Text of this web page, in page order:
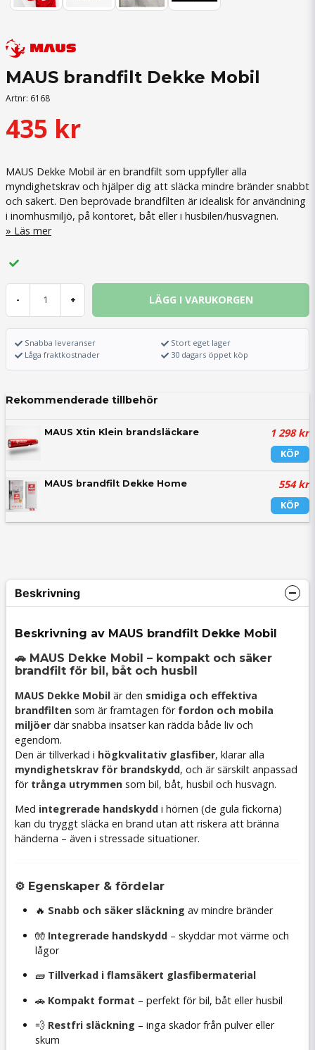
MAUS brandfilt Dekke Mobil
Artnr: 6168
435 kr
MAUS Dekke Mobil är en brandfilt som uppfyller alla
myndighetskrav och hjälper dig att släcka mindre bränder snabbt
och säkert. Den beprövade brandfilten är idealisk för användning
i inomhusmiljö, på kontoret, båt eller i husbilen/husvagnen.
Läs mer
- + LÄGG I VARUKORGEN
Snabba leveranser
Låga fraktkostnader
Stort eget lager
30 dagars öppet köp
Rekommenderade tillbehör
MAUS Xtin Klein brandsläckare 1 298 kr
KÖP
MAUS brandfilt Dekke Home 554 kr
KÖP
Beskrivning
Beskrivning av MAUS brandfilt Dekke Mobil
🚗 MAUS Dekke Mobil – kompakt och säker
brandfilt för bil, båt och husbil
MAUS Dekke Mobil är den smidiga och effektiva
brandfilten som är framtagen för fordon och mobila
miljöer där snabba insatser kan rädda både liv och
egendom.
Den är tillverkad i högkvalitativ glasfiber, klarar alla
myndighetskrav för brandskydd, och är särskilt anpassad
för trånga utrymmen som bil, båt, husbil och husvagn.
Med integrerade handskydd i hörnen (de gula fickorna)
kan du tryggt släcka en brand utan att riskera att bränna
händerna – även i stressade situationer.
⚙️ Egenskaper & fördelar
🔥 Snabb och säker släckning av mindre bränder
🧤 Integrerade handskydd– skyddar mot värme och
lågor
🧱 Tillverkad i flamsäkert glasfibermaterial
🚗 Kompakt format – perfekt för bil, båt eller husbil
💨 Restfri släckning – inga skador från pulver eller
skum